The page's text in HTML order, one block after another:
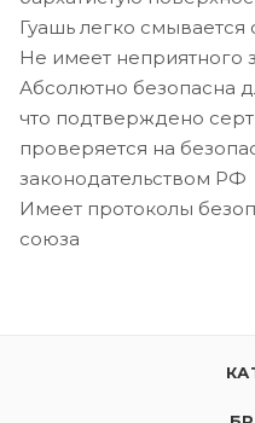
Гуашь легко
Не имеет неприятного
Абсолютно безопасна
что подтверждено
проверяется на
законодательством РФ
Имеет протоколы
союза